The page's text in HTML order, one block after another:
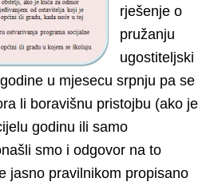
rješenje o
pružanju
ugostiteljski
u mjesecu srpnju pa se
li boravišnu pristojbu (ako je
godinu ili samo
smo i odgovor na to
jasno pravilnikom propisano